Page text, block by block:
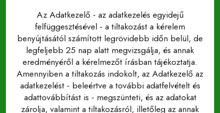
Az Adatkezelő - az adatkezelés egyidejű
felfüggesztésével - a tiltakozást a kérelem
benyújtásától számított legrövidebb időn belül, de
legfeljebb 25 nap alatt megvizsgálja, és annak
eredményéről a kérelmezőt írásban tájékoztatja.
Amennyiben a tiltakozás indokolt, az Adatkezelő az
adatkezelést - beleértve a további adatfelvételt és
adattovábbítást is - megszünteti, és az adatokat
zárolja, valamint a tiltakozásról, illetőleg az annak